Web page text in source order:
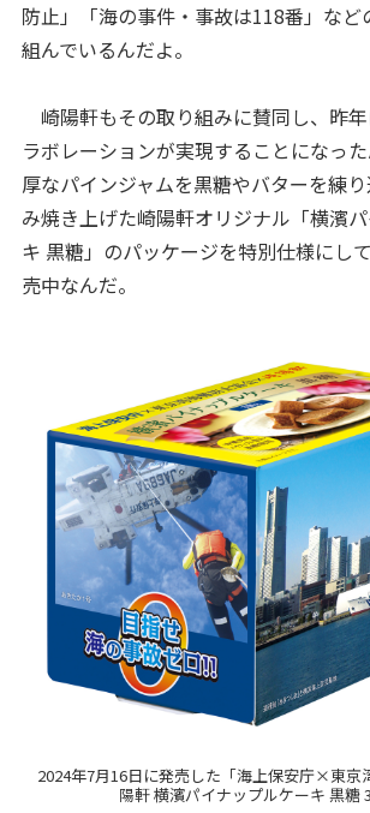
防止」「海の事件・事故は118番」など
組んでいるんだよ。
崎陽軒もその取り組みに賛同し、昨
ラボレーションが実現することになっ
厚なパインジャムを黒糖やバターを練
み焼き上げた崎陽軒オリジナル「横濱
キ 黒糖」のパッケージを特別仕様にし
売中なんだ。
2024年7月16日に発売した「海上保安庁×東
陽軒 横濱パイナップルケーキ 黒糖 3